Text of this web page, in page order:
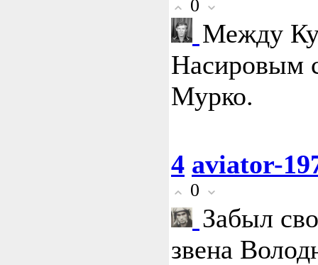
0
Между
Насировым
Мурко.
4 aviator-
0
Забыл
звена